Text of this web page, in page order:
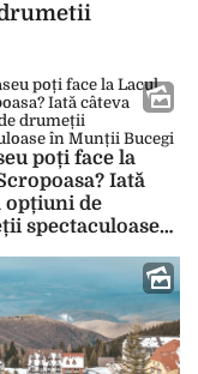
poți face la
Iată
opțiuni de
spectaculoase